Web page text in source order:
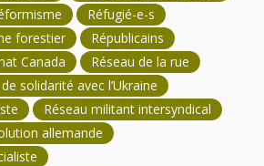
Réfugié-e-s
forestier
Républicains
Canada
Réseau de la rue
solidarité avec l’Ukraine
Réseau militant intersyndical
allemande